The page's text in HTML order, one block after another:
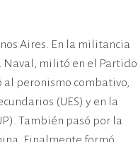
Aires. En la militancia
Naval, militó en el Partido
al peronismo combativo,
(UES) y en la
También pasó por la